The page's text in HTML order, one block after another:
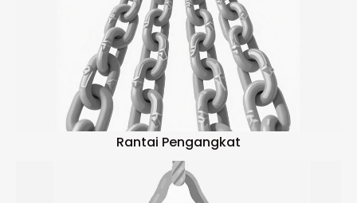
Rantai Pengangkat